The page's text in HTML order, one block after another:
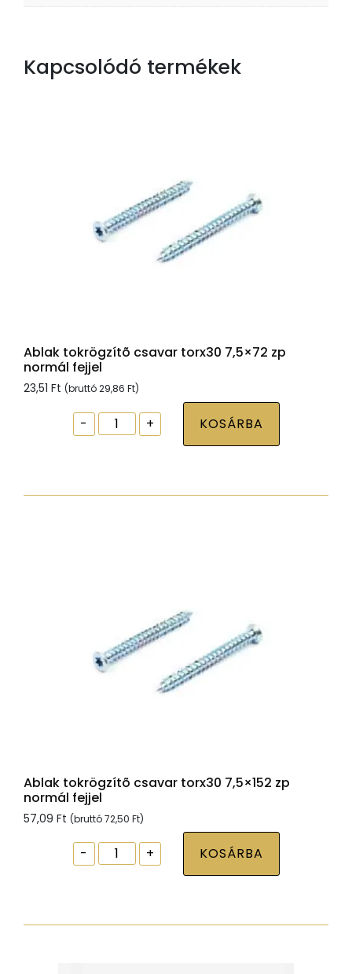
Kapcsolódó termékek
Ablak tokrögzítõ csavar torx30 7,5×72 zp
normál fejjel
23,51 Ft (bruttó29,86 Ft)
-
Ablak
tokrögzítõ
7,5x72
+ KOSÁRBA
Ablak tokrögzítõ csavar torx30 7,5×152 zp
normál fejjel
57,09 Ft (bruttó72,50 Ft)
-
Ablak
tokrögzítõ
7,5x152
+ KOSÁRBA